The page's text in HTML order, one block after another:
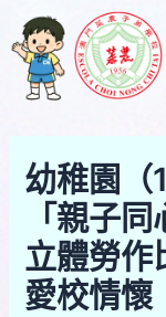
至
幼稚園（
「親子
立體勞作
愛校情懷
Post
navigation